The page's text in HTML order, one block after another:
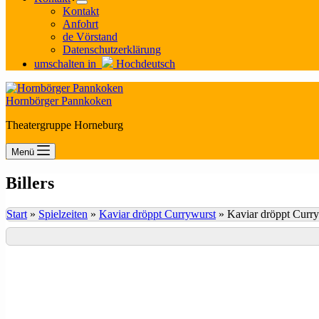
Kontakt
Anfohrt
de Vörstand
Datenschutzerklärung
umschalten in
Hochdeutsch
Hornbörger Pannkoken
Theatergruppe Horneburg
Menü
Billers
Start » Spielzeiten » Kaviar dröppt Currywurst » Kaviar dröppt